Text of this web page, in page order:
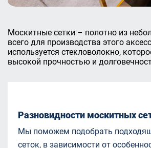
Москитные сетки – полотно из
всего для производства этого
используется стекловолокно,
высокой прочностью и
Разновидности москитных
Мы поможем подобрать
сеток, в зависимости от